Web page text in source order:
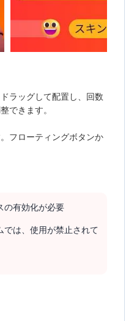
ラッグして配置し、回数
できます。
フローティングボタンか
の有効化が必要
では、使用が禁止されて